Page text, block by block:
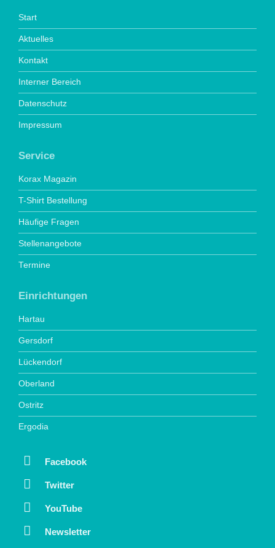
Start
Aktuelles
Kontakt
Interner Bereich
Datenschutz
Impressum
Service
Korax Magazin
T-Shirt Bestellung
Häufige Fragen
Stellenangebote
Termine
Einrichtungen
Hartau
Gersdorf
Lückendorf
Oberland
Ostritz
Ergodia
Facebook
Twitter
YouTube
Newsletter